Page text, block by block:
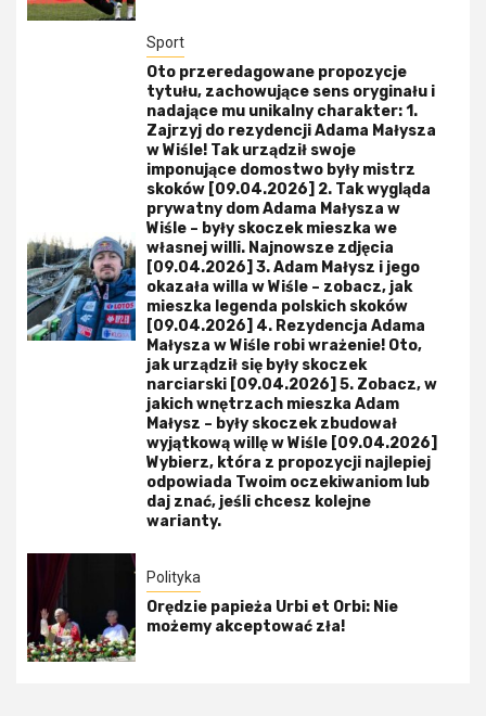
Sport
Oto przeredagowane propozycje
tytułu, zachowujące sens oryginału i
nadające mu unikalny charakter: 1.
Zajrzyj do rezydencji Adama Małysza
w Wiśle! Tak urządził swoje
imponujące domostwo były mistrz
skoków [09.04.2026] 2. Tak wygląda
prywatny dom Adama Małysza w
Wiśle – były skoczek mieszka we
własnej willi. Najnowsze zdjęcia
[09.04.2026] 3. Adam Małysz i jego
okazała willa w Wiśle – zobacz, jak
mieszka legenda polskich skoków
[09.04.2026] 4. Rezydencja Adama
Małysza w Wiśle robi wrażenie! Oto,
jak urządził się były skoczek
narciarski [09.04.2026] 5. Zobacz, w
jakich wnętrzach mieszka Adam
Małysz – były skoczek zbudował
wyjątkową willę w Wiśle [09.04.2026]
Wybierz, która z propozycji najlepiej
odpowiada Twoim oczekiwaniom lub
daj znać, jeśli chcesz kolejne
warianty.
Polityka
Orędzie papieża Urbi et Orbi: Nie
możemy akceptować zła!